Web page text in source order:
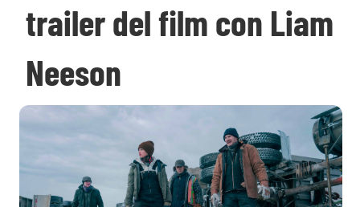
trailer del film con Liam
Neeson